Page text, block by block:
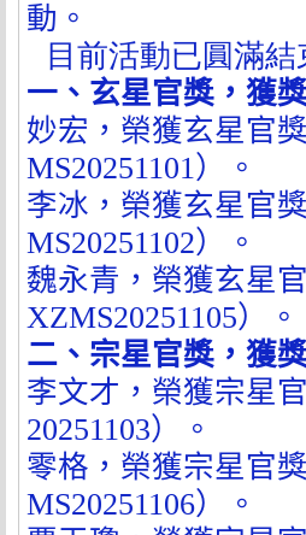
動。
目前活動已圓滿
一、玄星官獎，獲
妙宏，榮獲玄星官
MS20251101）。
李冰，榮獲玄星官
MS20251102）。
魏永青 ，榮獲玄星
XZMS20251105）。
二、宗星官獎，獲
李文才，榮獲宗星
20251103）
。
零格，榮獲宗星官
MS20251106）。